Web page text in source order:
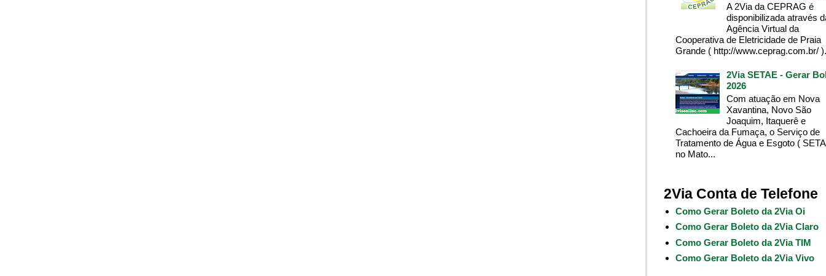
A 2Via da CEPRAG é
disponibilizada através
Agência Virtual da
Cooperativa de Eletricidade de Praia
Grande ( http://www.ceprag.com.br/
2Via SETAE - Gerar
2026
Com atuação em Nova
Xavantina, Novo São
Joaquim, Itaquerê e
Cachoeira da Fumaça, o Serviço de
Tratamento de Água e Esgoto (
no Mato...
2Via Conta de Telefone
Como Gerar Boleto da 2Via Oi
Como Gerar Boleto da 2Via Claro
Como Gerar Boleto da 2Via TIM
Como Gerar Boleto da 2Via Vivo